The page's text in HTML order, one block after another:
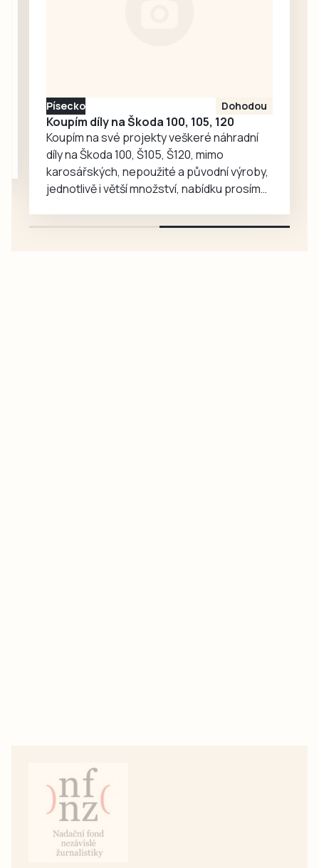
Písecko Dohodou
Koupím díly na Škoda 100, 105, 120
Koupím na své projekty veškeré náhradní
díly na Škoda 100, Š105, Š120, mimo
karosářských, nepoužité a původní výroby,
jednotlivě i větší množství, nabídku prosím